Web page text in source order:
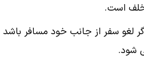
است.
اگر لغو سفر از جانب خود مسافر
شود.